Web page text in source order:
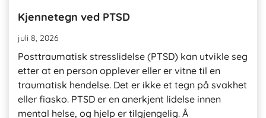
Kjennetegn ved PTSD
juli 8, 2026
Posttraumatisk stresslidelse (PTSD) kan utvikle seg
etter at en person opplever eller er vitne til en
traumatisk hendelse. Det er ikke et tegn på svakhet
eller fiasko. PTSD er en anerkjent lidelse innen
mental helse, og hjelp er tilgjengelig. Å